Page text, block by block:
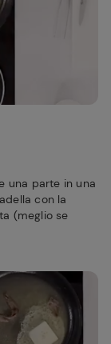
una parte in una
con la
(meglio se